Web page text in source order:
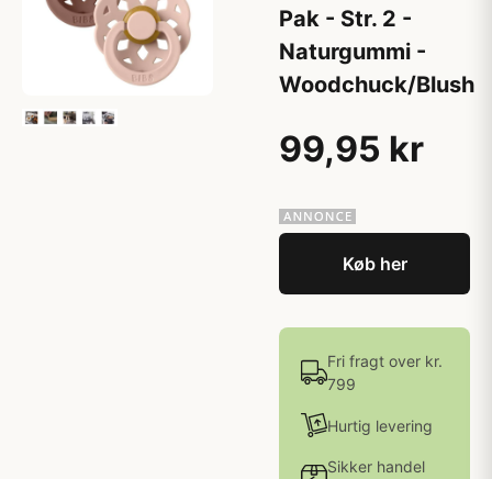
Pak - Str. 2 -
Naturgummi -
Woodchuck/Blush
99,95 kr
Køb her
Fri fragt over kr.
799
Hurtig levering
Sikker handel